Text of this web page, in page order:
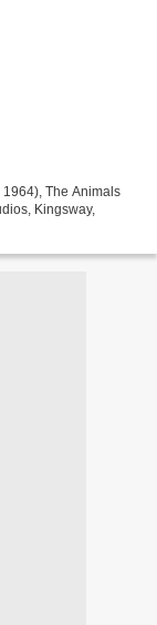
The Animals
Kingsway,